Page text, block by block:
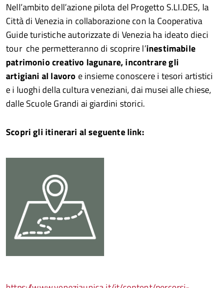
Nell’ambito dell’azione pilota del Progetto S.LI.DES, la
Città di Venezia in collaborazione con la Cooperativa
Guide turistiche autorizzate di Venezia ha ideato dieci
tour che permetteranno di scoprire l’inestimabile
patrimonio creativo lagunare, incontrare gli
artigiani al lavoro e insieme conoscere i tesori artistici
e i luoghi della cultura veneziani, dai musei alle chiese,
dalle Scuole Grandi ai giardini storici.
Scopri gli itinerari al seguente link: